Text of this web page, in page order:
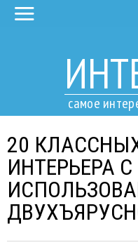
самое
20
ИНТЕРЬЕРА С